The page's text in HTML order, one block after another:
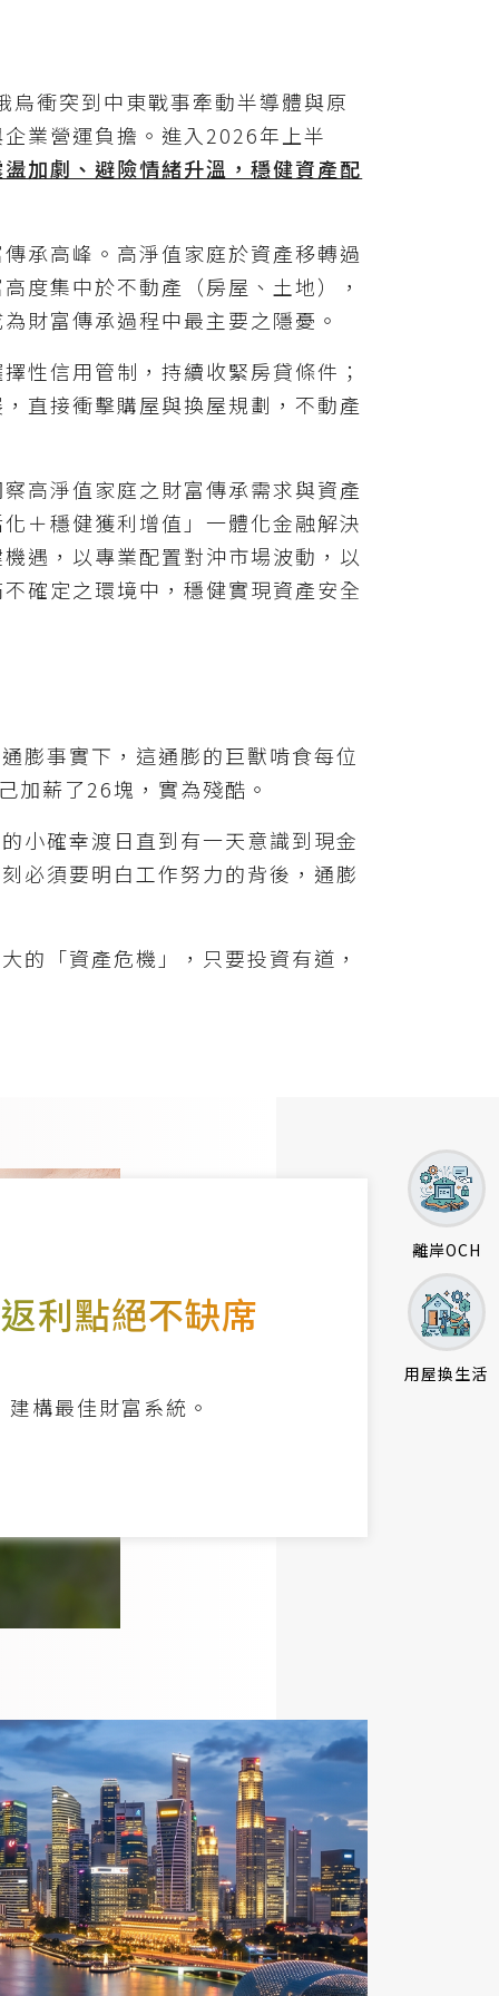
衝突到中東戰事牽動半導體與原
業營運負擔。進入2026年上半
加劇、避險情緒升溫，穩健資產配
承高峰。高淨值家庭於資產移轉過
度集中於不動產（房屋、土地），
財富傳承過程中最主要之隱憂。
性信用管制，持續收緊房貸條件；
直接衝擊購屋與換屋規劃，不動產
高淨值家庭之財富傳承需求與資產
＋穩健獲利增值」一體化金融解決
遇，以專業配置對沖市場波動，以
確定之環境中，穩健實現資產安全
膨事實下，這通膨的巨獸啃食每位
加薪了26塊，實為殘酷。
小確幸渡日直到有一天意識到現金
必須要明白工作努力的背後，通膨
的「資產危機」，只要投資有道，
利點絕不缺席
構最佳財富系統。
離岸OCH
用屋換生活